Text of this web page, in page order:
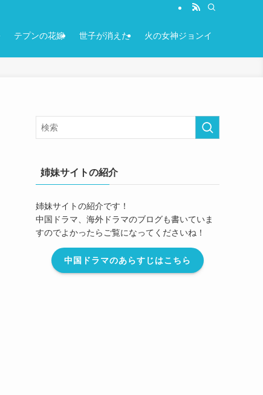
テプンの花嫁 世子が消えた 火の女神ジョンイ
姉妹サイトの紹介
姉妹サイトの紹介です！
中国ドラマ、海外ドラマのブログも書いていま
すのでよかったらご覧になってくださいね！
中国ドラマのあらすじはこちら